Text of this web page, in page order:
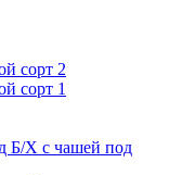
сорт 2
сорт 1
Б/Х с чашей под